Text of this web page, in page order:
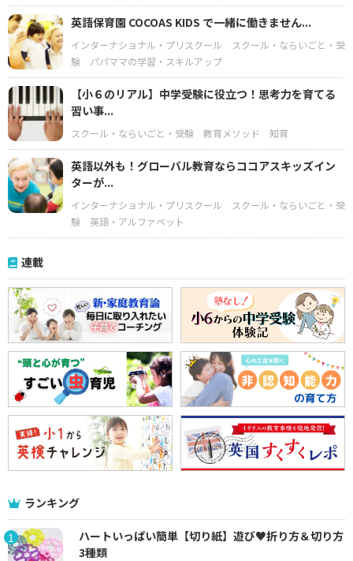
英語保育園 COCOAS KIDS で一緒に働きません...
インターナショナル・プリスクール
スクール・ならいごと・受
験
パパママの学習・スキルアップ
【小６のリアル】中学受験に役立つ！思考力を育てる
習い事...
スクール・ならいごと・受験 教育メソッド 知育
英語以外も！グローバル教育ならココアスキッズイン
ターが...
インターナショナル・プリスクール
スクール・ならいごと・受
験
英語・アルファベット
連載
ランキング
1
ハートいっぱい簡単【切り紙】遊び♥折り方＆切り方
3種類